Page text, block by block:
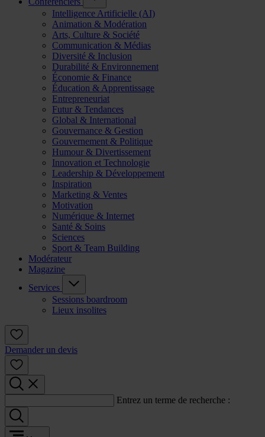
Intelligence Artificielle (AI)
Animation & Modération
Arts, Culture & Société
Communication & Médias
Diversité & Inclusion
Durabilité & Environnement
Économie & Finance
Éducation & Apprentissage
Entrepreneuriat
Futur & Tendances
Global & International
Gouvernance & Gestion
Gouvernement & Politique
Humour & Divertissement
Innovation et Technologie
Leadership & Développement
Inspiration
Marketing & Ventes
Motivation
Numérique & Internet
Santé & Soins
Sciences
Sport & Team Building
Modérateur
Magazine
Services
Sessions boardroom
Lieux insolites
Demander un devis
Entrez un terme de recherche :